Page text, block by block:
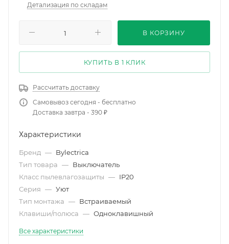
Детализация по складам
В КОРЗИНУ
КУПИТЬ В 1 КЛИК
Рассчитать доставку
Самовывоз сегодня - бесплатно
Доставка завтра - 390 ₽
Характеристики
Бренд — Bylectrica
Тип товара — Выключатель
Класс пылевлагозащиты — IP20
Серия — Уют
Тип монтажа — Встраиваемый
Клавиши/полюса — Одноклавишный
Все характеристики